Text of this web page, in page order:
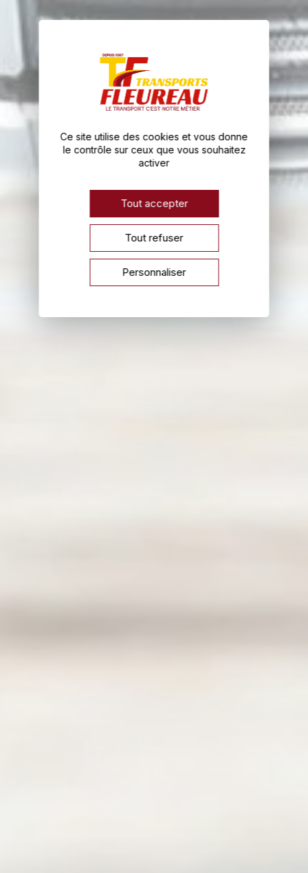
Ce site utilise des cookies et vous donne
le contrôle sur ceux que vous souhaitez
activer
Tout accepter
Tout refuser
Personnaliser